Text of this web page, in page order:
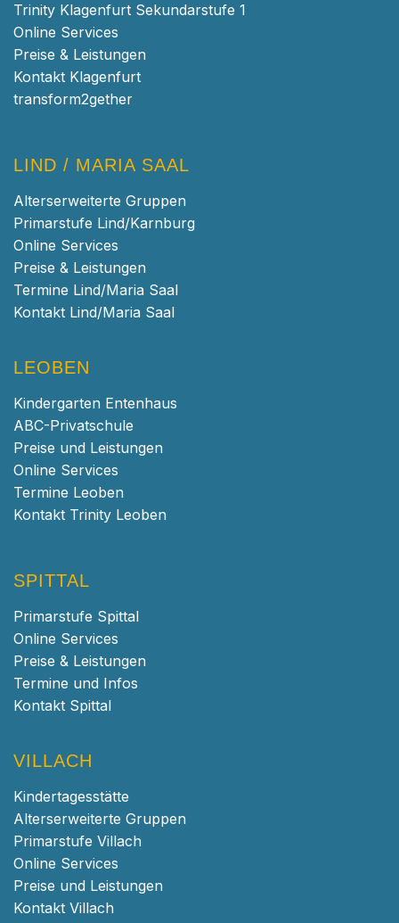
Trinity Klagenfurt Sekundarstufe 1
Online Services
Preise & Leistungen
Kontakt Klagenfurt
transform2gether
LIND / MARIA SAAL
Alterserweiterte Gruppen
Primarstufe Lind/Karnburg
Online Services
Preise & Leistungen
Termine Lind/Maria Saal
Kontakt Lind/Maria Saal
LEOBEN
Kindergarten Entenhaus
ABC-Privatschule
Preise und Leistungen
Online Services
Termine Leoben
Kontakt Trinity Leoben
SPITTAL
Primarstufe Spittal
Online Services
Preise & Leistungen
Termine und Infos
Kontakt Spittal
VILLACH
Kindertagesstätte
Alterserweiterte Gruppen
Primarstufe Villach
Online Services
Preise und Leistungen
Kontakt Villach